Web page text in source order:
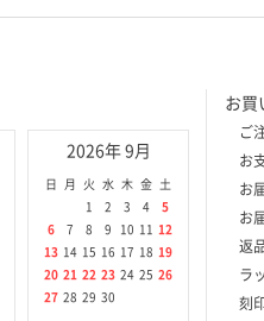
2026年 9月
日 月 火 水 木 金
土
1
2 3 4
5
6
7 8 9 10 11
12
13 14 15 16 17 18 19
20 21 22 23 24 25 26
27 28 29 30
お買
ご
お
お
お
返
ラ
刻